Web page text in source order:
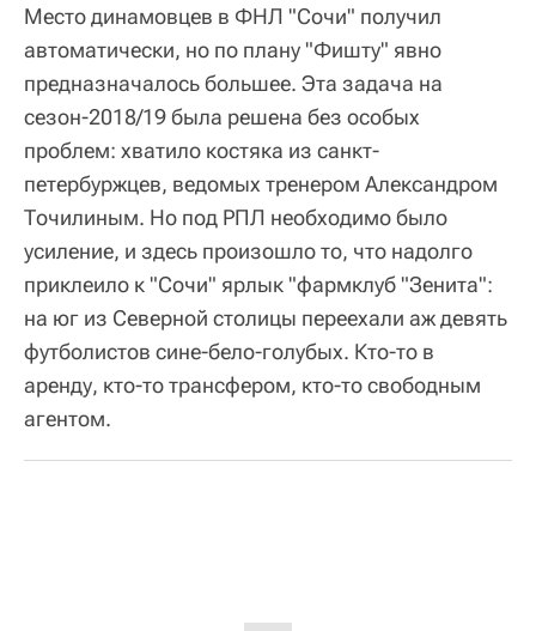
Место динамовцев в ФНЛ "Сочи" получил
автоматически, но по плану "Фишту" явно
предназначалось большее. Эта задача на
сезон-2018/19 была решена без особых
проблем: хватило костяка из санкт-
петербуржцев, ведомых тренером Александром
Точилиным. Но под РПЛ необходимо было
усиление, и здесь произошло то, что надолго
приклеило к "Сочи" ярлык "фармклуб "Зенита":
на юг из Северной столицы переехали аж девять
футболистов сине-бело-голубых. Кто-то в
аренду, кто-то трансфером, кто-то свободным
агентом.